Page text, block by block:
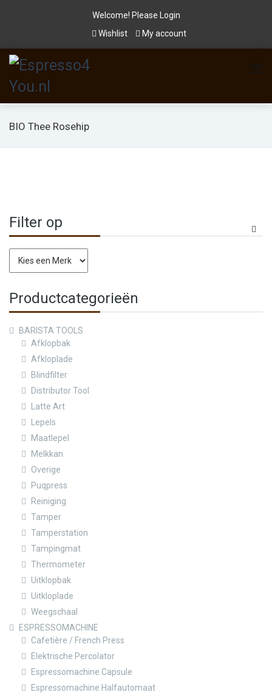
Welcome! Please
Login
Wishlist
My account
BIO Thee Rosehip
Filter op
Productcategorieën
BARISTA TOOLS
Afklopbak
Afkloplade
Blindfilter
Distributor Tool
Latte Art
Lepels
Maatlepel
Melkkan
Overige
Puqpress
Reiniging
Tamper
Tamperstation
Tampingmat
Thermometer
Uitklopbak
Uitkloplade
Weegschaal
ESPRESSOMACHINE
Cafetière / French Press
Elektrische Percolator
Espressomachine Capsule
Espressomachine Halfautomaat